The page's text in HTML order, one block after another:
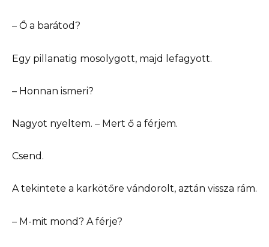
– Ő a barátod?
Egy pillanatig mosolygott, majd lefagyott.
– Honnan ismeri?
Nagyot nyeltem. – Mert ő a férjem.
Csend.
A tekintete a karkötőre vándorolt, aztán vissza rám.
– M-mit mond? A férje?